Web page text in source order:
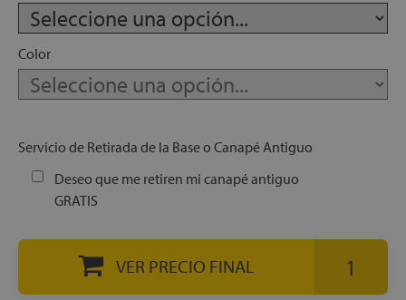
Color
Servicio de Retirada de la Base o Canapé Antiguo
Deseo que me retiren mi canapé antiguo
GRATIS
VER PRECIO FINAL